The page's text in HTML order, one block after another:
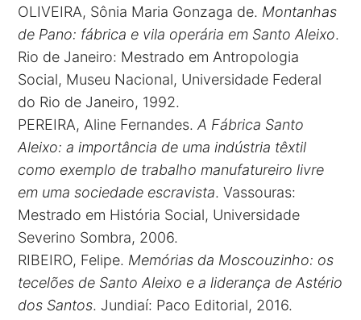
OLIVEIRA, Sônia Maria Gonzaga de. Montanhas
de Pano: fábrica e vila operária em Santo Aleixo.
Rio de Janeiro: Mestrado em Antropologia
Social, Museu Nacional, Universidade Federal
do Rio de Janeiro, 1992.
PEREIRA, Aline Fernandes.A Fábrica Santo
Aleixo: a importância de uma indústria têxtil
como exemplo de trabalho manufatureiro livre
em uma sociedade escravista. Vassouras:
Mestrado em História Social, Universidade
Severino Sombra, 2006.
RIBEIRO, Felipe. Memórias da Moscouzinho: os
tecelões de Santo Aleixo e a liderança de Astério
dos Santos. Jundiaí: Paco Editorial, 2016.